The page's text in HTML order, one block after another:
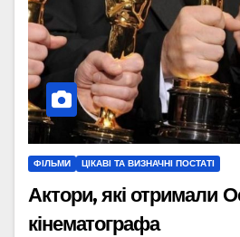
ФІЛЬМИ ЦІКАВІ ТА ВИЗНАЧНІ ПОСТАТІ
Актори, які отримали
кінематографа